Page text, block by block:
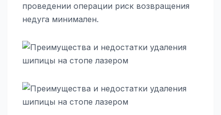
проведении операции риск возвращения
недуга минимален.